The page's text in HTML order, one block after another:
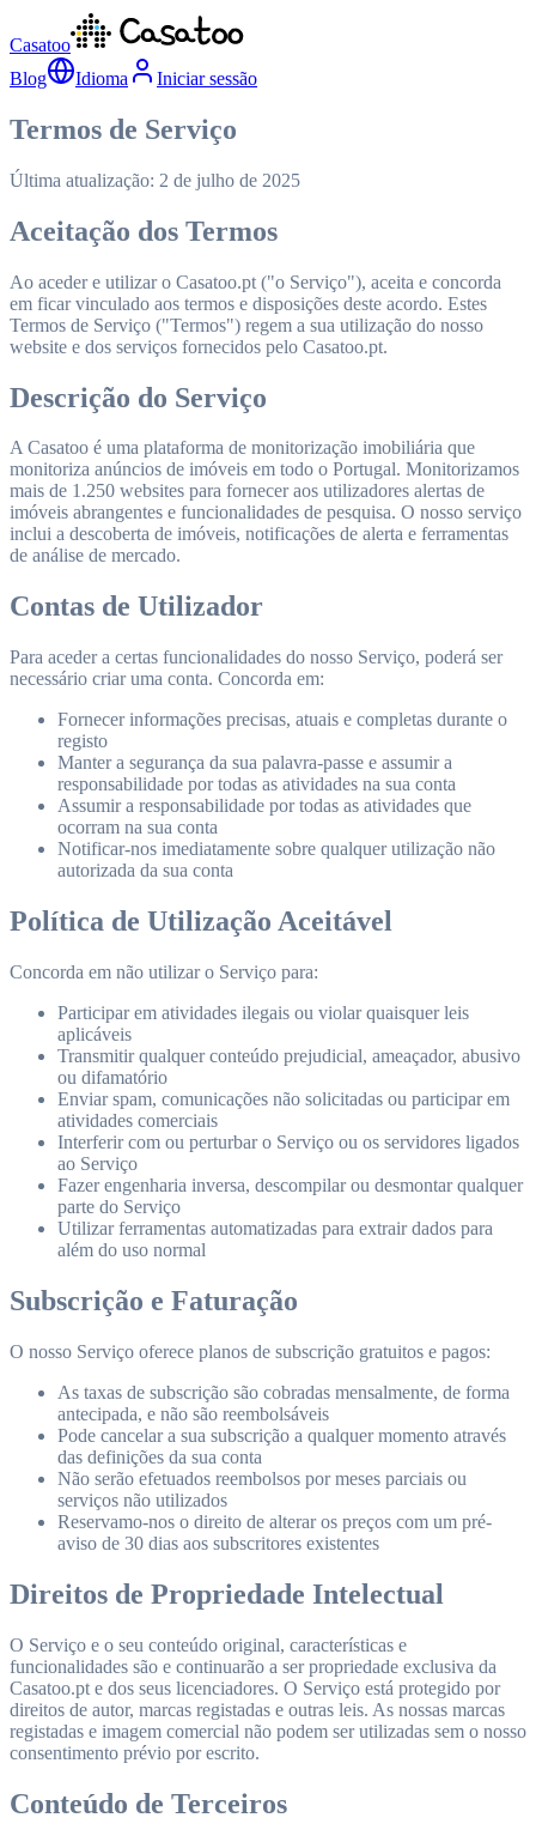
Casatoo
Blog
Idioma Iniciar sessão
Termos de Serviço
Última atualização: 2 de julho de 2025
Aceitação dos Termos
Ao aceder e utilizar o Casatoo.pt ("o Serviço"), aceita e concorda
em ficar vinculado aos termos e disposições deste acordo. Estes
Termos de Serviço ("Termos") regem a sua utilização do nosso
website e dos serviços fornecidos pelo Casatoo.pt.
Descrição do Serviço
A Casatoo é uma plataforma de monitorização imobiliária que
monitoriza anúncios de imóveis em todo o Portugal. Monitorizamos
mais de 1.250 websites para fornecer aos utilizadores alertas de
imóveis abrangentes e funcionalidades de pesquisa. O nosso serviço
inclui a descoberta de imóveis, notificações de alerta e ferramentas
de análise de mercado.
Contas de Utilizador
Para aceder a certas funcionalidades do nosso Serviço, poderá ser
necessário criar uma conta. Concorda em:
Fornecer informações precisas, atuais e completas durante o
registo
Manter a segurança da sua palavra-passe e assumir a
responsabilidade por todas as atividades na sua conta
Assumir a responsabilidade por todas as atividades que
ocorram na sua conta
Notificar-nos imediatamente sobre qualquer utilização não
autorizada da sua conta
Política de Utilização Aceitável
Concorda em não utilizar o Serviço para:
Participar em atividades ilegais ou violar quaisquer leis
aplicáveis
Transmitir qualquer conteúdo prejudicial, ameaçador, abusivo
ou difamatório
Enviar spam, comunicações não solicitadas ou participar em
atividades comerciais
Interferir com ou perturbar o Serviço ou os servidores ligados
ao Serviço
Fazer engenharia inversa, descompilar ou desmontar qualquer
parte do Serviço
Utilizar ferramentas automatizadas para extrair dados para
além do uso normal
Subscrição e Faturação
O nosso Serviço oferece planos de subscrição gratuitos e pagos:
As taxas de subscrição são cobradas mensalmente, de forma
antecipada, e não são reembolsáveis
Pode cancelar a sua subscrição a qualquer momento através
das definições da sua conta
Não serão efetuados reembolsos por meses parciais ou
serviços não utilizados
Reservamo-nos o direito de alterar os preços com um pré-
aviso de 30 dias aos subscritores existentes
Direitos de Propriedade Intelectual
O Serviço e o seu conteúdo original, características e
funcionalidades são e continuarão a ser propriedade exclusiva da
Casatoo.pt e dos seus licenciadores. O Serviço está protegido por
direitos de autor, marcas registadas e outras leis. As nossas marcas
registadas e imagem comercial não podem ser utilizadas sem o nosso
consentimento prévio por escrito.
Conteúdo de Terceiros